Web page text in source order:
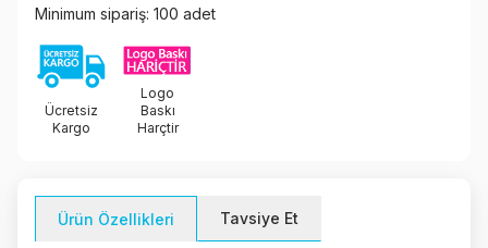
Minimum sipariş: 100 adet
Ücretsiz
Kargo
Logo
Baskı
Harçtir
Ürün Özellikleri Tavsiye Et